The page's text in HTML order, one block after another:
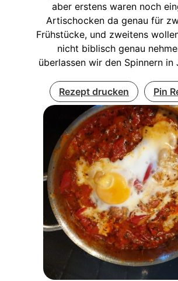
aber erstens waren noch
Artischocken da genau für
Frühstücke, und zweitens
nicht biblisch genau
überlassen wir den Spinnern in
Rezept drucken Pin